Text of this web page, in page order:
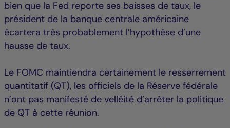
bien que la Fed reporte ses baisses de taux, le
président de la banque centrale américaine
écartera très probablement l’hypothèse d’une
hausse de taux.
Le FOMC maintiendra certainement le resserrement
quantitatif (QT), les officiels de la Réserve fédérale
n’ont pas manifesté de velléité d’arrêter la politique
de QT à cette réunion.